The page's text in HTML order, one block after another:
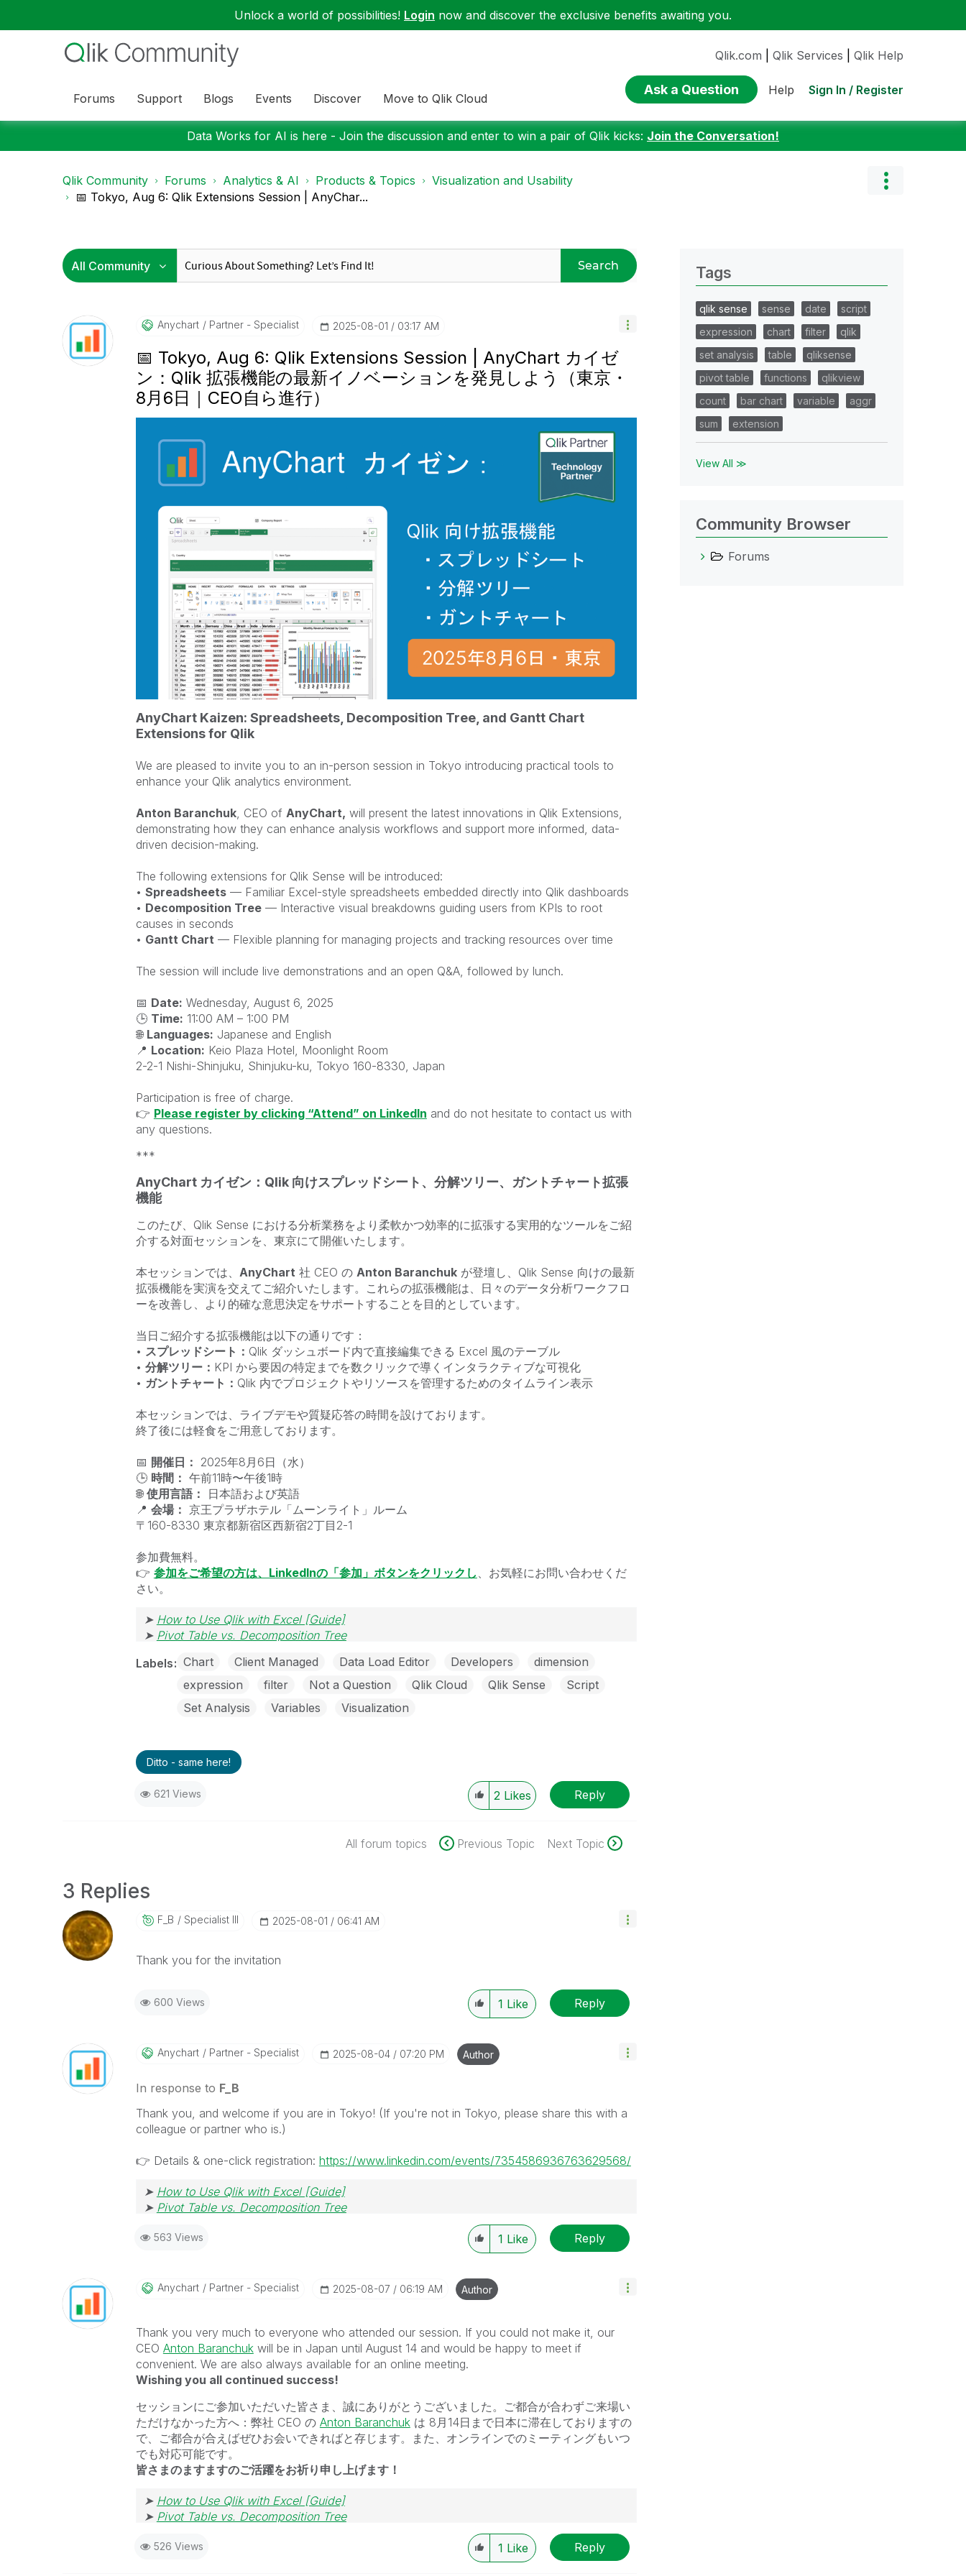
Unlock a world of possibilities! Login now and discover the exclusive benefits awaiting you.
Forums Support Blogs Events Discover Move to Qlik Cloud
Qlik.com Qlik Services Qlik Help
Ask a Question Help Sign In / Register
Data Works for AI is here - Join the discussion and enter to win a pair of Qlik kicks: Join the Conversation!
Qlik Community Forums Analytics & AI Products & Topics
Visualization and Usability
📅 Tokyo, Aug 6: Qlik Extensions Session | AnyChar...
Search
Anychart Partner - Specialist ‎2025-08-01 03:17 AM
📅 Tokyo, Aug 6: Qlik Extensions Session | AnyChart カイゼ
ン：Qlik 拡張機能の最新イノベーションを発見しよう（東京・
8月6日｜CEO自ら進行）
AnyChart Kaizen: Spreadsheets, Decomposition Tree, and Gantt Chart
Extensions for Qlik
We are pleased to invite you to an in-person session in Tokyo introducing practical tools to
enhance your Qlik analytics environment.
Anton Baranchuk, CEO of AnyChart, will present the latest innovations in Qlik Extensions,
demonstrating how they can enhance analysis workflows and support more informed, data-
driven decision-making.
The following extensions for Qlik Sense will be introduced:
• Spreadsheets— Familiar Excel-style spreadsheets embedded directly into Qlik dashboards
• Decomposition Tree— Interactive visual breakdowns guiding users from KPIs to root
causes in seconds
• Gantt Chart — Flexible planning for managing projects and tracking resources over time
The session will include live demonstrations and an open Q&A, followed by lunch.
📅 Date: Wednesday, August 6, 2025
🕒 Time: 11:00 AM – 1:00 PM
🌐 Languages: Japanese and English
📍 Location: Keio Plaza Hotel, Moonlight Room
2-2-1 Nishi-Shinjuku, Shinjuku-ku, Tokyo 160-8330, Japan
Participation is free of charge.
👉 Please register by clicking “Attend” on LinkedIn and do not hesitate to contact us with
any questions.
***
AnyChart カイゼン：Qlik 向けスプレッドシート、分解ツリー、ガントチャート拡張
機能
このたび、Qlik Sense における分析業務をより柔軟かつ効率的に拡張する実用的なツールをご紹
介する対面セッションを、東京にて開催いたします。
本セッションでは、 AnyChart 社 CEO の Anton Baranchukが登壇し、Qlik Sense 向けの最新
拡張機能を実演を交えてご紹介いたします。これらの拡張機能は、日々のデータ分析ワークフロ
ーを改善し、より的確な意思決定をサポートすることを目的としています。
当日ご紹介する拡張機能は以下の通りです：
• スプレッドシート： Qlik ダッシュボード内で直接編集できる Excel 風のテーブル
• 分解ツリー： KPI から要因の特定までを数クリックで導くインタラクティブな可視化
• ガントチャート： Qlik 内でプロジェクトやリソースを管理するためのタイムライン表示
本セッションでは、ライブデモや質疑応答の時間を設けております。
終了後には軽食をご用意しております。
📅 開催日： 2025年8月6日（水）
🕒 時間： 午前11時〜午後1時
🌐 使用言語：
日本語および英語
📍 会場： 京王プラザホテル「ムーンライト」ルーム
〒160-8330 東京都新宿区西新宿2丁目2-1
参加費無料。
👉 参加をご希望の方は、LinkedInの「参加」ボタンをクリックし 、お気軽にお問い合わせくだ
さい。
➤ How to Use Qlik with Excel [Guide]
➤ Pivot Table vs. Decomposition Tree
Labels Chart Client Managed Data Load Editor Developers
dimension
expression
filter Not a Question Qlik Cloud Qlik Sense
Script
Set Analysis
Variables Visualization
Ditto - same here!
621 Views 2 Likes Reply
All forum topics Previous Topic Next Topic
3 Replies
F_B Specialist III ‎2025-08-01 06:41 AM
Thank you for the invitation
600 Views 1 Like Reply
Anychart Partner - Specialist ‎2025-08-04 07:20 PM Author
In response to F_B
Thank you, and welcome if you are in Tokyo! (If you're not in Tokyo, please share this with a
colleague or partner who is.)
👉 Details & one-click registration: https://www.linkedin.com/events/7354586936763629568/
➤ How to Use Qlik with Excel [Guide]
➤ Pivot Table vs. Decomposition Tree
563 Views 1 Like Reply
Anychart Partner - Specialist ‎2025-08-07 06:19 AM Author
Thank you very much to everyone who attended our session. If you could not make it, our
CEO Anton Baranchuk will be in Japan until August 14 and would be happy to meet if
convenient. We are also always available for an online meeting.
Wishing you all continued success!
セッションにご参加いただいた皆さま、誠にありがとうございました。ご都合が合わずご来場い
ただけなかった方へ：弊社 CEO の Anton Baranchuk は 8月14日まで日本に滞在しておりますの
で、ご都合が合えばぜひお会いできればと存じます。また、オンラインでのミーティングもいつ
でも対応可能です。
皆さまのますますのご活躍をお祈り申し上げます！
➤ How to Use Qlik with Excel [Guide]
➤ Pivot Table vs. Decomposition Tree
526 Views 1 Like Reply
Tags
qlik sense sense date
script
expression
chart filter
qlik
set analysis
table
qliksense
pivot table
functions
qlikview
count
bar chart variable
aggr
sum
extension
View All ≫
Community Browser
Forums